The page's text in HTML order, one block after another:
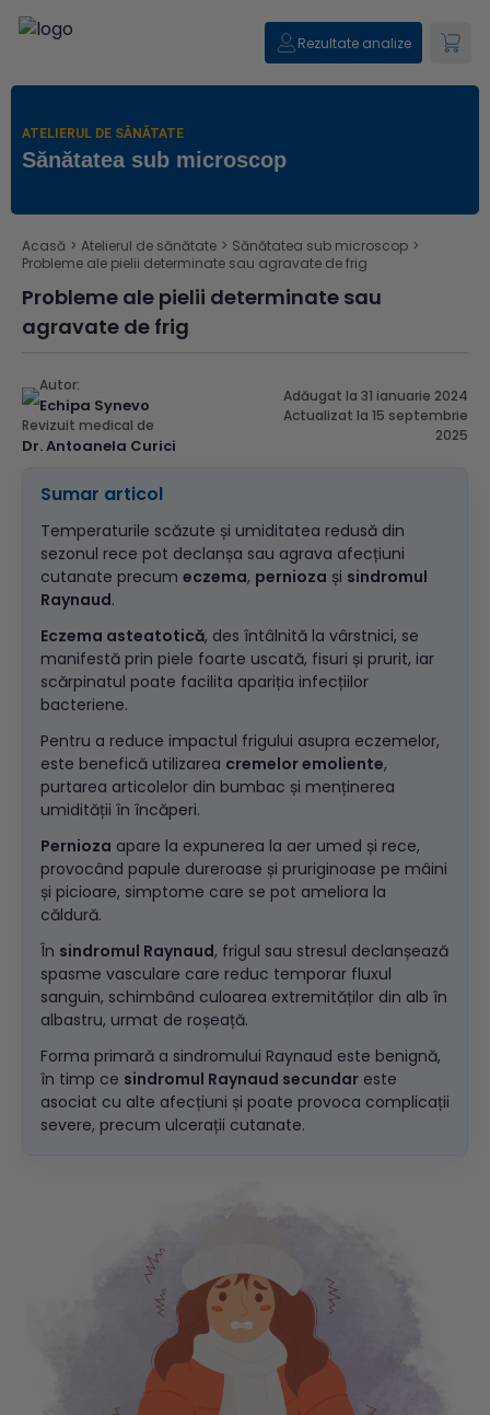
Rezultate analize
ATELIERUL DE SĂNĂTATE
Sănătatea sub microscop
Acasă > Atelierul de sănătate > Sănătatea sub microscop >
Probleme ale pielii determinate sau agravate de frig
Probleme ale pielii determinate sau
agravate de frig
Autor:
Echipa Synevo
Revizuit medical de
Dr. Antoanela Curici
Adăugat la 31 ianuarie 2024
Actualizat la 15 septembrie
2025
Sumar articol
Temperaturile scăzute și umiditatea redusă din
sezonul rece pot declanșa sau agrava afecțiuni
cutanate precum eczema, pernioza și sindromul
Raynaud.
Eczema asteatotică, des întâlnită la vârstnici, se
manifestă prin piele foarte uscată, fisuri și prurit, iar
scărpinatul poate facilita apariția infecțiilor
bacteriene.
Pentru a reduce impactul frigului asupra eczemelor,
este benefică utilizarea cremelor emoliente,
purtarea articolelor din bumbac și menținerea
umidității în încăperi.
Pernioza apare la expunerea la aer umed și rece,
provocând papule dureroase și pruriginoase pe mâini
și picioare, simptome care se pot ameliora la
căldură.
În sindromul Raynaud, frigul sau stresul declanșează
spasme vasculare care reduc temporar fluxul
sanguin, schimbând culoarea extremităților din alb în
albastru, urmat de roșeață.
Forma primară a sindromului Raynaud este benignă,
în timp ce sindromul Raynaud secundar este
asociat cu alte afecțiuni și poate provoca complicații
severe, precum ulcerații cutanate.